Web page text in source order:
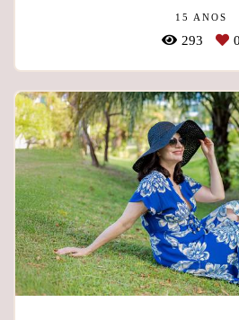
15 ANOS
293 0